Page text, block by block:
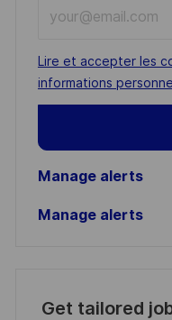
Email
address
(Required)
Required
Lire et accepter les
informations
Manage alerts
Manage alerts
Get tailored